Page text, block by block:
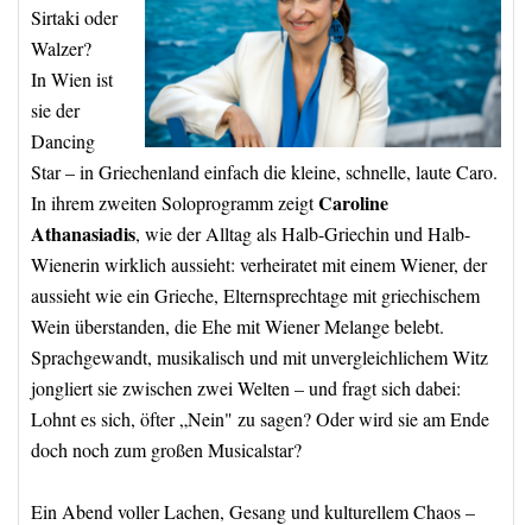
Sirtaki oder
Walzer?
In Wien ist
sie der
Dancing
Star – in Griechenland einfach die kleine, schnelle, laute Caro.
In ihrem zweiten Soloprogramm zeigtCaroline
Athanasiadis, wie der Alltag als Halb-Griechin und Halb-
Wienerin wirklich aussieht: verheiratet mit einem Wiener, der
aussieht wie ein Grieche, Elternsprechtage mit griechischem
Wein überstanden, die Ehe mit Wiener Melange belebt.
Sprachgewandt, musikalisch und mit unvergleichlichem Witz
jongliert sie zwischen zwei Welten – und fragt sich dabei:
Lohnt es sich, öfter „Nein" zu sagen? Oder wird sie am Ende
doch noch zum großen Musicalstar?
Ein Abend voller Lachen, Gesang und kulturellem Chaos –